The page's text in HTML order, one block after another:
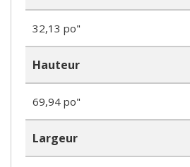
32,13 po"
Hauteur
69,94 po"
Largeur